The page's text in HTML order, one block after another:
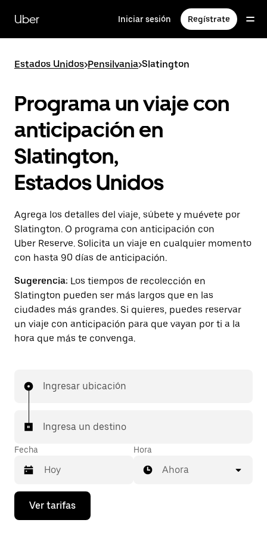
contenido
principal
Uber Iniciar sesión Regístrate
Estados Unidos>Pensilvania>Slatington
Programa un viaje con
anticipación en
Slatington,
Estados Unidos
Agrega los detalles del viaje, súbete y muévete por
Slatington. O programa con anticipación con
Uber Reserve. Solicita un viaje en cualquier momento
con hasta 90 días de anticipación.
Sugerencia: Los tiempos de recolección en
Slatington pueden ser más largos que en las
ciudades más grandes. Si quieres, puedes reservar
un viaje con anticipación para que vayan por ti a la
hora que más te convenga.
Ingresar ubicación
Ingresa un destino
Fecha
Presiona
flecha
Hora
Ahora
Ver tarifas